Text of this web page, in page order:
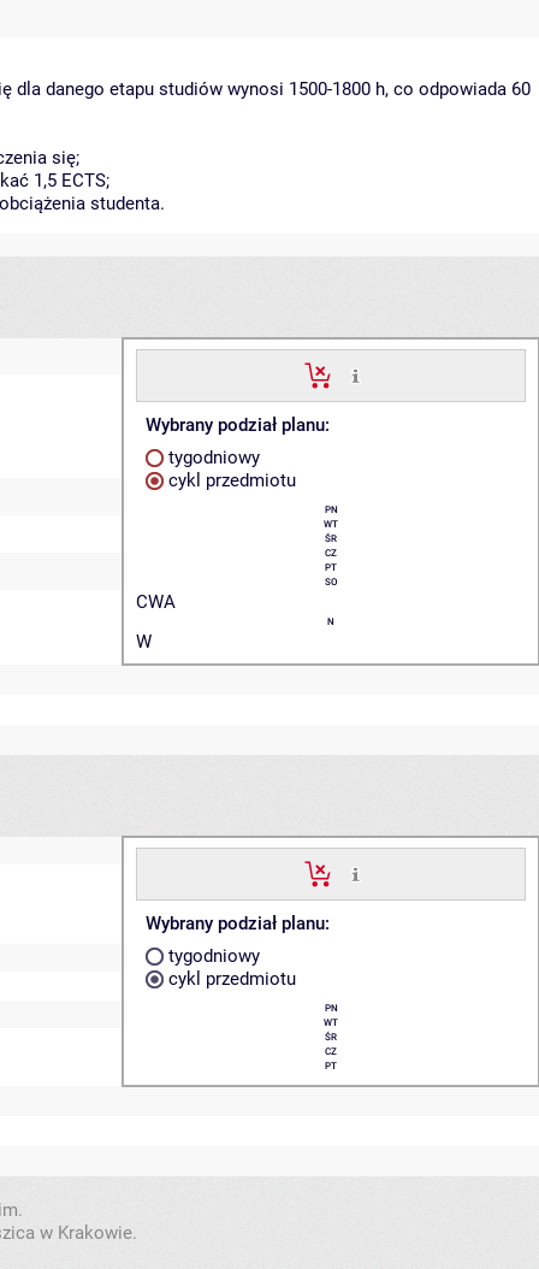
dla danego etapu studiów wynosi 1500-1800 h, co odpowiada 60
się;
1,5 ECTS;
studenta.
Wybrany podział planu:
tygodniowy
cykl przedmiotu
PN
WT
ŚR
CZ
PT
SO
CWA
N
W
Wybrany podział planu:
tygodniowy
cykl przedmiotu
PN
WT
ŚR
CZ
PT
w Krakowie.